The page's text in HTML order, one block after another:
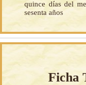
quince días del
sesenta años
Ficha